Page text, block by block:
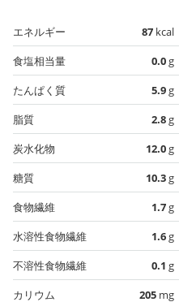
エネルギー 87 kcal
食塩相当量
0.0g
たんぱく質
5.9g
脂質
2.8g
炭水化物
12.0g
糖質
10.3g
食物繊維
1.7g
水溶性食物繊維
1.6g
不溶性食物繊維
0.1 g
カリウム
205 mg